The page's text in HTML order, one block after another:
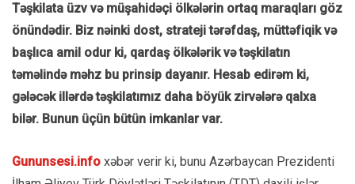
Təşkilata üzv və müşahidəçi ölkələrin ortaq maraqları göz
önündədir. Biz nəinki dost, strateji tərəfdaş, müttəfiqik və
başlıca amil odur ki, qardaş ölkələrik və təşkilatın
təməlində məhz bu prinsip dayanır. Hesab edirəm ki,
gələcək illərdə təşkilatımız daha böyük zirvələrə qalxa
bilər. Bunun üçün bütün imkanlar var.
Gununsesi.info xəbər verir ki, bunu Azərbaycan Prezidenti